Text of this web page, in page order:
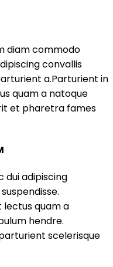
diam commodo
convallis
a.Parturient in
quam a natoque
et pharetra fames
dui adipiscing
quam a
hendre.
scelerisque